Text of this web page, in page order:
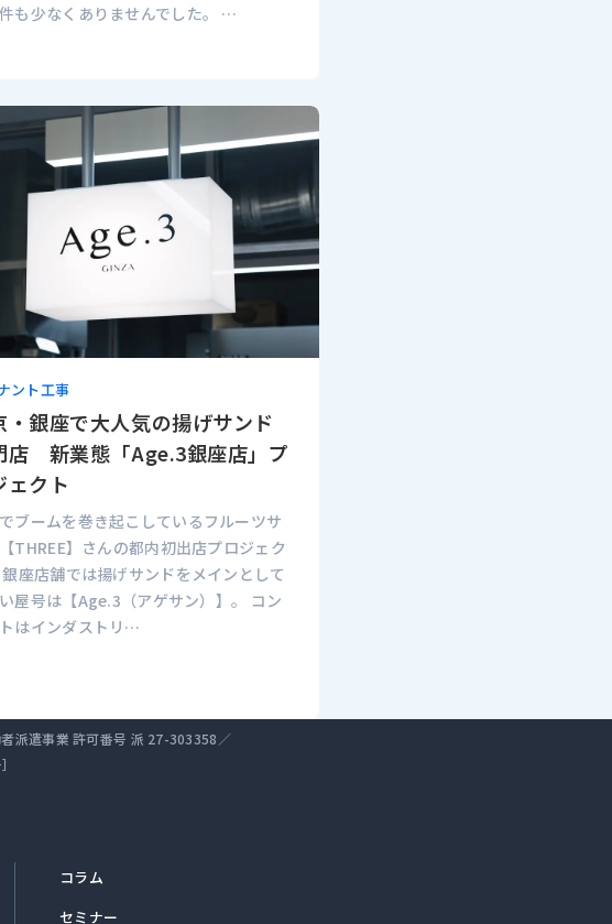
も少なくありませんでした。 …
ント工事
・銀座で大人気の揚げサンド
店 新業態「Age.3銀座店」プ
ェクト
ブームを巻き起こしているフルーツサ
THREE】さんの都内初出店プロジェク
銀座店舗では揚げサンドをメインとして
屋号は【Age.3（アゲサン）】。 コン
はインダストリ…
派遣事業 許可番号 派 27-303358／
コラム
セミナー